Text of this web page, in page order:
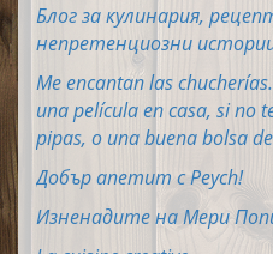
Блог за кулинария,
непретенциозни
Me encantan las
una película en casa, si no
pipas, o una buena bolsa
Добър апетит с Peych!
Изненадите на Мери